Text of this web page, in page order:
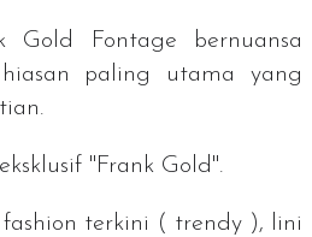
Gold Fontage bernuansa
paling utama yang
"Frank Gold".
fashion terkini ( trendy ), lini